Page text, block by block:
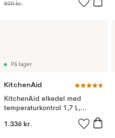
800 kr.
På lager
KitchenAid
KitchenAid elkedel med
temperaturkontrol 1,7 L,
1.336 kr.